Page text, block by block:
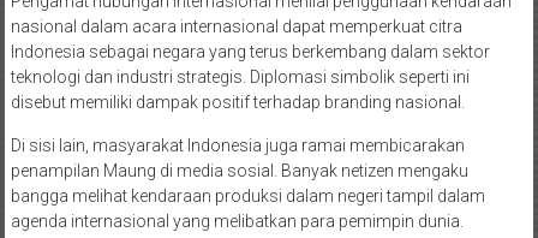
nasional dalam acara internasional dapat memperkuat citra
Indonesia sebagai negara yang terus berkembang dalam sektor
teknologi dan industri strategis. Diplomasi simbolik seperti ini
disebut memiliki dampak positif terhadap branding nasional.
Di sisi lain, masyarakat Indonesia juga ramai membicarakan
penampilan Maung di media sosial. Banyak netizen mengaku
bangga melihat kendaraan produksi dalam negeri tampil dalam
agenda internasional yang melibatkan para pemimpin dunia.